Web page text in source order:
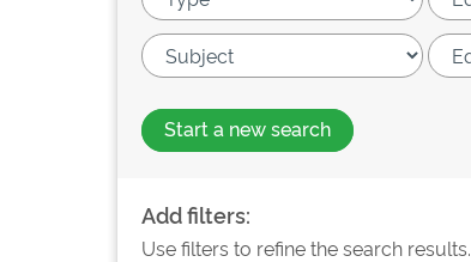
Start a new search
Add filters:
Use filters to refine the search results.